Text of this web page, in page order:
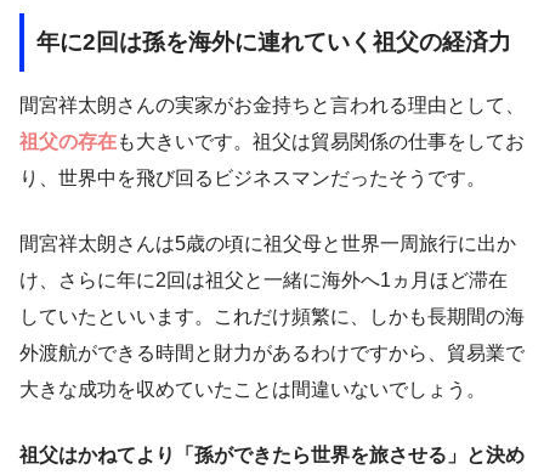
年に2回は孫を海外に連れていく祖父の経済力
間宮祥太朗さんの実家がお金持ちと言われる理由として、
祖父の存在も大きいです。祖父は貿易関係の仕事をしてお
り、世界中を飛び回るビジネスマンだったそうです。
間宮祥太朗さんは5歳の頃に祖父母と世界一周旅行に出か
け、さらに年に2回は祖父と一緒に海外へ1ヵ月ほど滞在
していたといいます。これだけ頻繁に、しかも長期間の海
外渡航ができる時間と財力があるわけですから、貿易業で
大きな成功を収めていたことは間違いないでしょう。
祖父はかねてより「孫ができたら世界を旅させる」と決め